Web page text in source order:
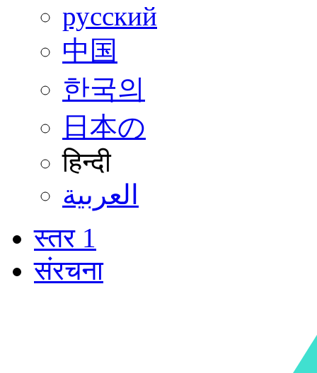
русский
中国
한국의
日本の
हिन्दी
العربية
स्तर 1
संरचना